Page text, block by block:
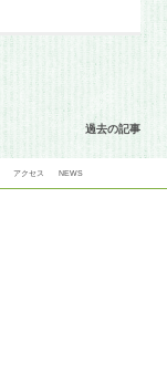
過去の記事
アクセス NEWS